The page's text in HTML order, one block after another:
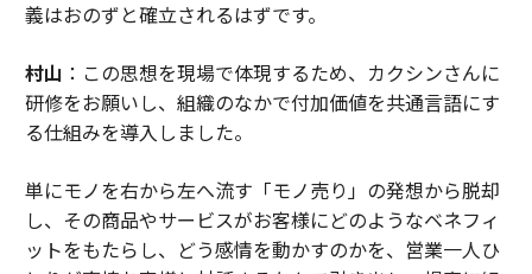
義はおのずと確立されるはずです。
村山 ：この思想を現場で体現するため、カクシンさんに
研修をお願いし、組織のなかで付加価値を共通言語にす
る仕組みを導入しました。
単にモノを右から左へ流す「モノ売り」の発想から脱却
し、その商品やサービスがお客様にどのようなベネフィ
ットをもたらし、どう感情を動かすのかを、営業一人ひ